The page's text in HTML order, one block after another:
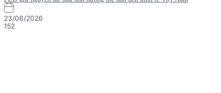
23/06/2026
152